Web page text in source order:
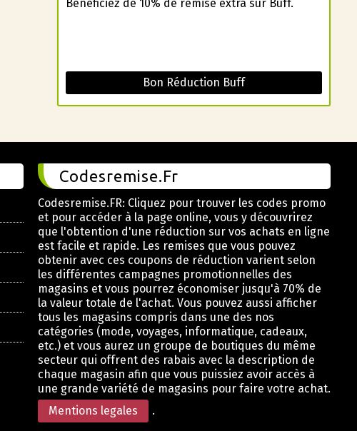
Bénéficiez de 10% de remise extra sur Buff.
Bon Réduction Buff
Codesremise.Fr
Codesremise.FR: Cliquez pour trouver les codes promo
et pour accéder à la page online, vous y découvrirez
que l'obtention d'une réduction sur vos achats en ligne
est facile et rapide. Les remises que vous pouvez
obtenir avec ces coupons de réduction varient selon
les différentes campagnes promotionnelles des
magasins et vous pourrez économiser jusqu'à 70% de
la valeur totale de l'achat. Vous pouvez aussi afficher
tous les magasins compris dans une des nos
catégories (mode, voyages, informatique, cadeaux,
etc.) et vous aurez un groupe de boutiques du même
secteur qui offrent des rabais avec la description de
chaque magasin afin que vous puissiez avoir accès à
une grande variété de magasins pour faire votre achat.
Mentions legales
.